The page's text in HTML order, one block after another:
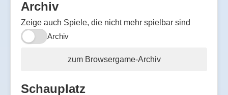
Archiv
Zeige auch Spiele, die nicht mehr spielbar sind
Archiv
zum Browsergame-Archiv
Schauplatz